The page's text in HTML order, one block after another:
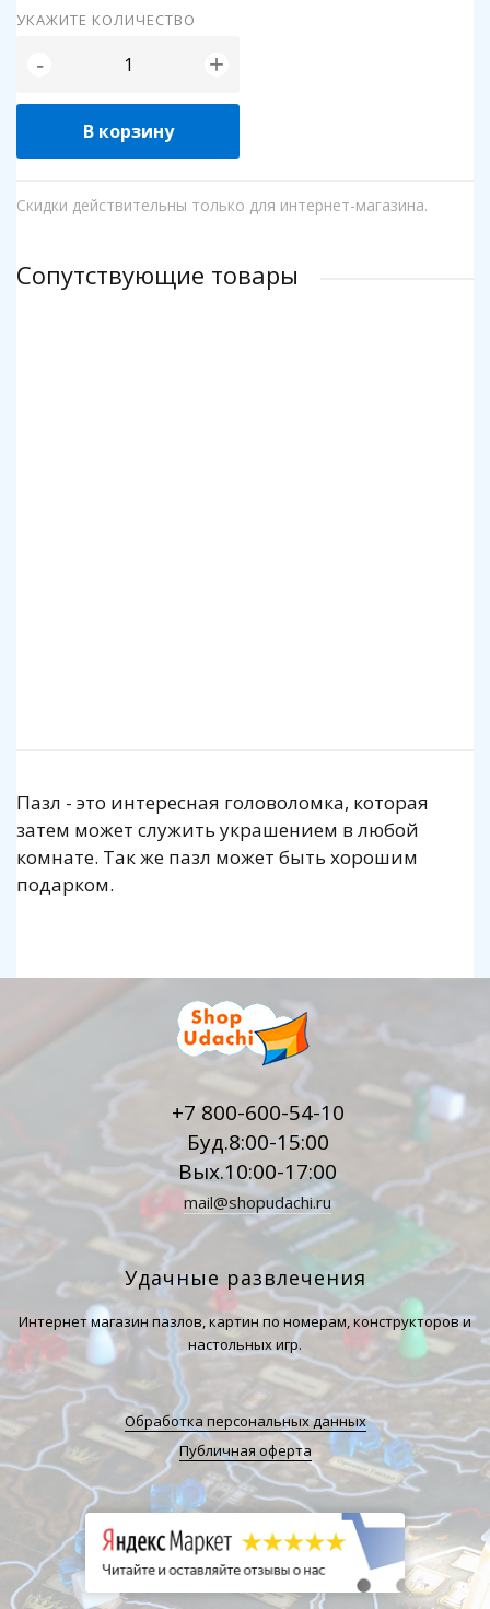
УКАЖИТЕ КОЛИЧЕСТВО
- +
В корзину
Скидки действительны только для интернет-магазина.
Сопутствующие товары
Пазл - это интересная головоломка, которая
затем может служить украшением в любой
комнате. Так же пазл может быть хорошим
подарком.
+7 800-600-54-10
Буд.8:00-15:00
Вых.10:00-17:00
mail@shopudachi.ru
Удачные развлечения
Интернет магазин пазлов, картин по номерам, конструкторов и
настольных игр.
Обработка персональных данных
Публичная оферта